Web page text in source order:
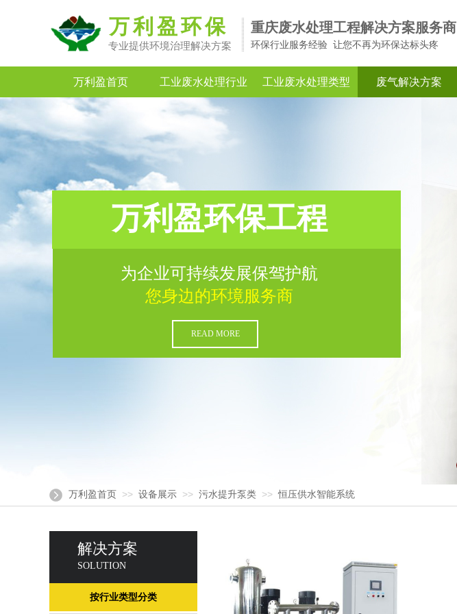
专业提供环境治理解决方案
万利盈环保 重庆废水处理工程解决方案服务商
环保行业服务经验 让您不再为环保达标头疼
万利盈首页 工业废水处理行业 工业废水处理类型 废气解决方案
万利盈环保工程
为企业可持续发展保驾护航
您身边的环境服务商
READ MORE
万利盈首页 >> 设备展示 >> 污水提升泵类 >> 恒压供水智能系统
解决方案
SOLUTION
按行业类型分类